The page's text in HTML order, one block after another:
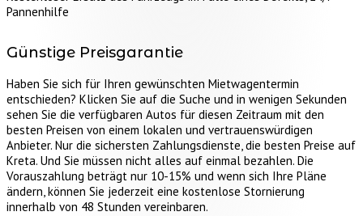
Pannenhilfe
Günstige Preisgarantie
Haben Sie sich für Ihren gewünschten Mietwagentermin
entschieden? Klicken Sie auf die Suche und in wenigen Sekunden
sehen Sie die verfügbaren Autos für diesen Zeitraum mit den
besten Preisen von einem lokalen und vertrauenswürdigen
Anbieter. Nur die sichersten Zahlungsdienste, die besten Preise auf
Kreta. Und Sie müssen nicht alles auf einmal bezahlen. Die
Vorauszahlung beträgt nur 10-15% und wenn sich Ihre Pläne
ändern, können Sie jederzeit eine kostenlose Stornierung
innerhalb von 48 Stunden vereinbaren.